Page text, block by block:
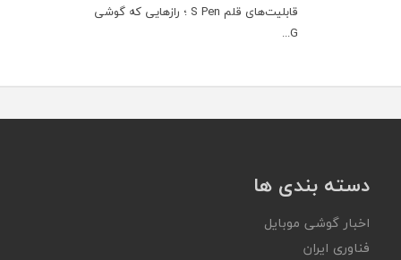
قابلیت‌های قلم S Pen ؛ رازهایی که گوشی
G...
دسته بندی ها
اخبار گوشی موبایل
فناوری ایران